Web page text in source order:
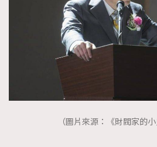
（圖片來源：《財閥家的小